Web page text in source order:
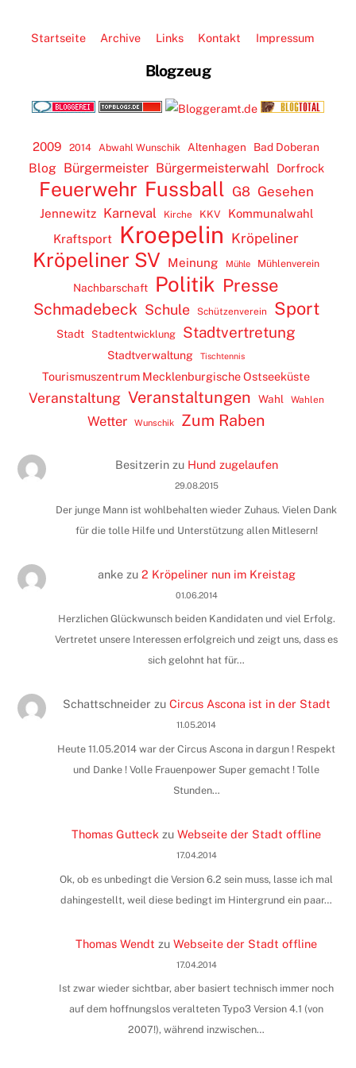
Startseite Archive Links Kontakt Impressum
Blogzeug
2009 2014 Abwahl Wunschik Altenhagen Bad Doberan
Blog Bürgermeister Bürgermeisterwahl Dorfrock
Feuerwehr Fussball G8 Gesehen
Jennewitz Karneval Kirche KKV
Kommunalwahl
Kraftsport
Kroepelin Kröpeliner
Kröpeliner SV Meinung Mühle Mühlenverein
Nachbarschaft Politik Presse
Schmadebeck Schule Schützenverein Sport
Stadt Stadtentwicklung Stadtvertretung
Stadtverwaltung Tischtennis
Tourismuszentrum Mecklenburgische Ostseeküste
Veranstaltung Veranstaltungen Wahl Wahlen
Wetter Wunschik Zum Raben
Besitzerinzu Hund zugelaufen
29.08.2015
Der junge Mann ist wohlbehalten wieder Zuhaus. Vielen Dank
für die tolle Hilfe und Unterstützung allen Mitlesern!
ankezu 2 Kröpeliner nun im Kreistag
01.06.2014
Herzlichen Glückwunsch beiden Kandidaten und viel Erfolg.
Vertretet unsere Interessen erfolgreich und zeigt uns, dass es
sich gelohnt hat für…
Schattschneider zu Circus Ascona ist in der Stadt
11.05.2014
Heute 11.05.2014 war der Circus Ascona in dargun ! Respekt
und Danke ! Volle Frauenpower Super gemacht ! Tolle
Stunden…
Thomas Gutteck zuWebseite der Stadt offline
17.04.2014
Ok, ob es unbedingt die Version 6.2 sein muss, lasse ich mal
dahingestellt, weil diese bedingt im Hintergrund ein paar…
Thomas Wendt zuWebseite der Stadt offline
17.04.2014
Ist zwar wieder sichtbar, aber basiert technisch immer noch
auf dem hoffnungslos veralteten Typo3 Version 4.1 (von
2007!), während inzwischen…